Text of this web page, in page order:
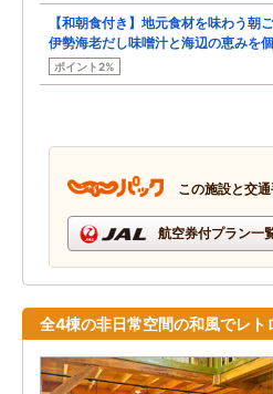
【和朝食付き】地元食材を味わう朝
伊勢海老だし味噌汁と海辺の恵みを
ポイント2%
この施設と交
航空券付プラン一
全4棟の非日常空間の和風でレト